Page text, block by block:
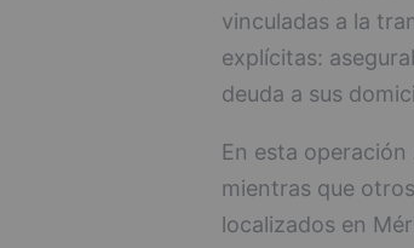
vinculadas a la
explícitas:
deuda a sus
En esta
mientras que
localizados en